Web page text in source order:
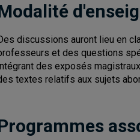
discussions auront lieu en
et des questions
des exposés
textes relatifs aux sujets